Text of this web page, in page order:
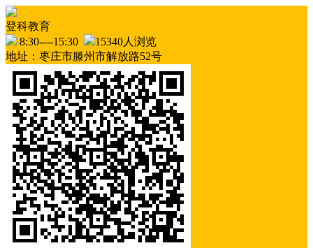
登科教育
8:30----15:30
15340人浏览
地址：枣庄市滕州市解放路52号